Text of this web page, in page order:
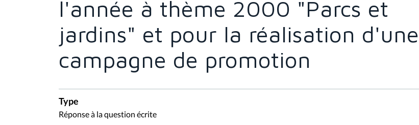
l'année à thème 2000 "Parcs et
jardins" et pour la réalisation d'une
campagne de promotion
Type
Réponse à la question écrite